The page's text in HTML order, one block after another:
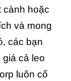
cành hoặc
và mong
các bạn
cả leo
luôn cố